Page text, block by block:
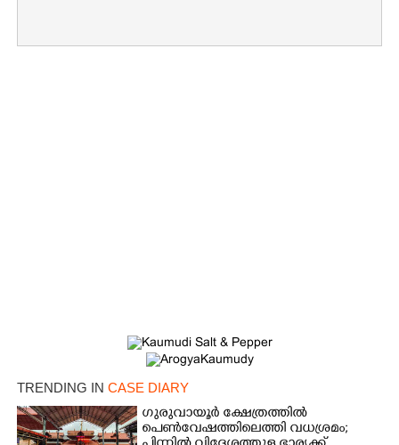
TRENDING IN CASE DIARY
ഗുരുവായൂർ ക്ഷേത്രത്തിൽ
പെൺവേഷത്തിലെത്തി വധശ്രമം;
Share this link